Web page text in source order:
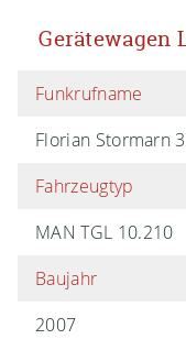
Gerätewagen
Funkrufname
Florian Stormarn
Fahrzeugtyp
MAN TGL 10.210
Baujahr
2007